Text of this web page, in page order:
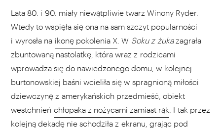
Lata 80. i 90. miały niewątpliwie twarz Winony Ryder.
Wtedy to wspięła się ona na sam szczyt popularności
i wyrosła na ikonę pokolenia X . W Soku z żukazagrała
zbuntowaną nastolatkę, która wraz z rodzicami
wprowadza się do nawiedzonego domu, w kolejnej
burtonowskiej baśni wcieliła się w spragnioną miłości
dziewczynę z amerykańskich przedmieść, obiekt
westchnień chłopaka z nożycami zamiast rąk . I tak przez
kolejną dekadę nie schodziła z ekranu, grając pod